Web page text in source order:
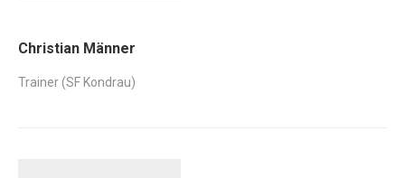
Christian Männer
Trainer (SF Kondrau)